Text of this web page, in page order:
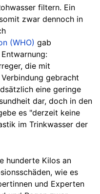
filtern. Ein
zwar dennoch in
(WHO) gab
die mit
gebracht
eine geringe
dar, doch in den
es "derzeit keine
im Trinkwasser der
hunderte Kilos an
wie es
und Experten